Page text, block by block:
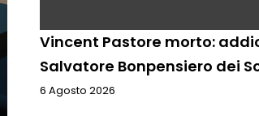
Vincent Pastore morto:
Salvatore Bonpensiero dei
6 Agosto 2026